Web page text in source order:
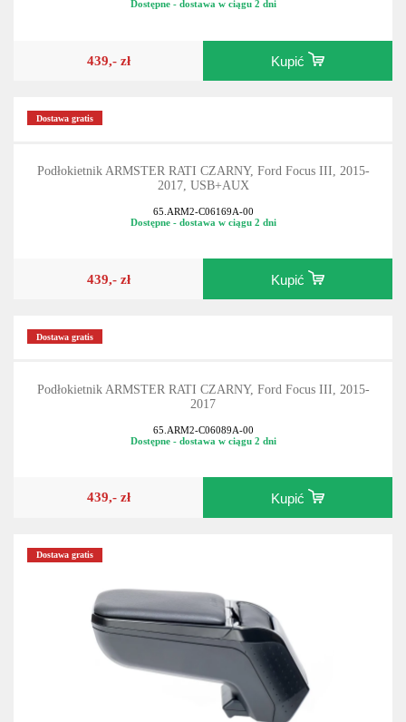
Dostępne - dostawa w ciągu 2 dni
439,- zł Kupić
Dostawa gratis
Podłokietnik ARMSTER RATI CZARNY, Ford Focus III, 2015-
2017, USB+AUX
65.ARM2-C06169A-00
Dostępne - dostawa w ciągu 2 dni
439,- zł Kupić
Dostawa gratis
Podłokietnik ARMSTER RATI CZARNY, Ford Focus III, 2015-
2017
65.ARM2-C06089A-00
Dostępne - dostawa w ciągu 2 dni
439,- zł Kupić
Dostawa gratis